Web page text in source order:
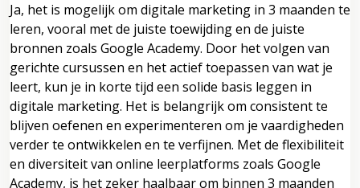
Ja, het is mogelijk om digitale marketing in 3 maanden te
leren, vooral met de juiste toewijding en de juiste
bronnen zoals Google Academy. Door het volgen van
gerichte cursussen en het actief toepassen van wat je
leert, kun je in korte tijd een solide basis leggen in
digitale marketing. Het is belangrijk om consistent te
blijven oefenen en experimenteren om je vaardigheden
verder te ontwikkelen en te verfijnen. Met de flexibiliteit
en diversiteit van online leerplatforms zoals Google
Academy, is het zeker haalbaar om binnen 3 maanden